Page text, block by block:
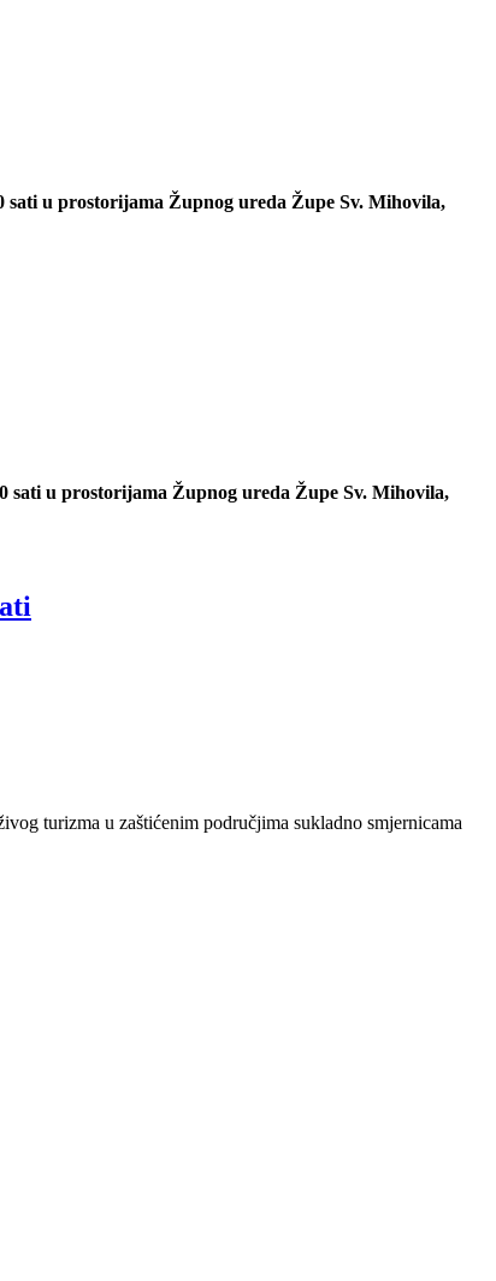
sati u prostorijama Župnog ureda Župe Sv. Mihovila,
sati u prostorijama Župnog ureda Župe Sv. Mihovila,
turizma u zaštićenim područjima sukladno smjernicama